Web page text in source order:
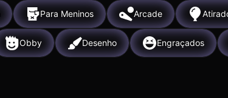
Para Meninos Arcade
Obby Desenho Engraçados